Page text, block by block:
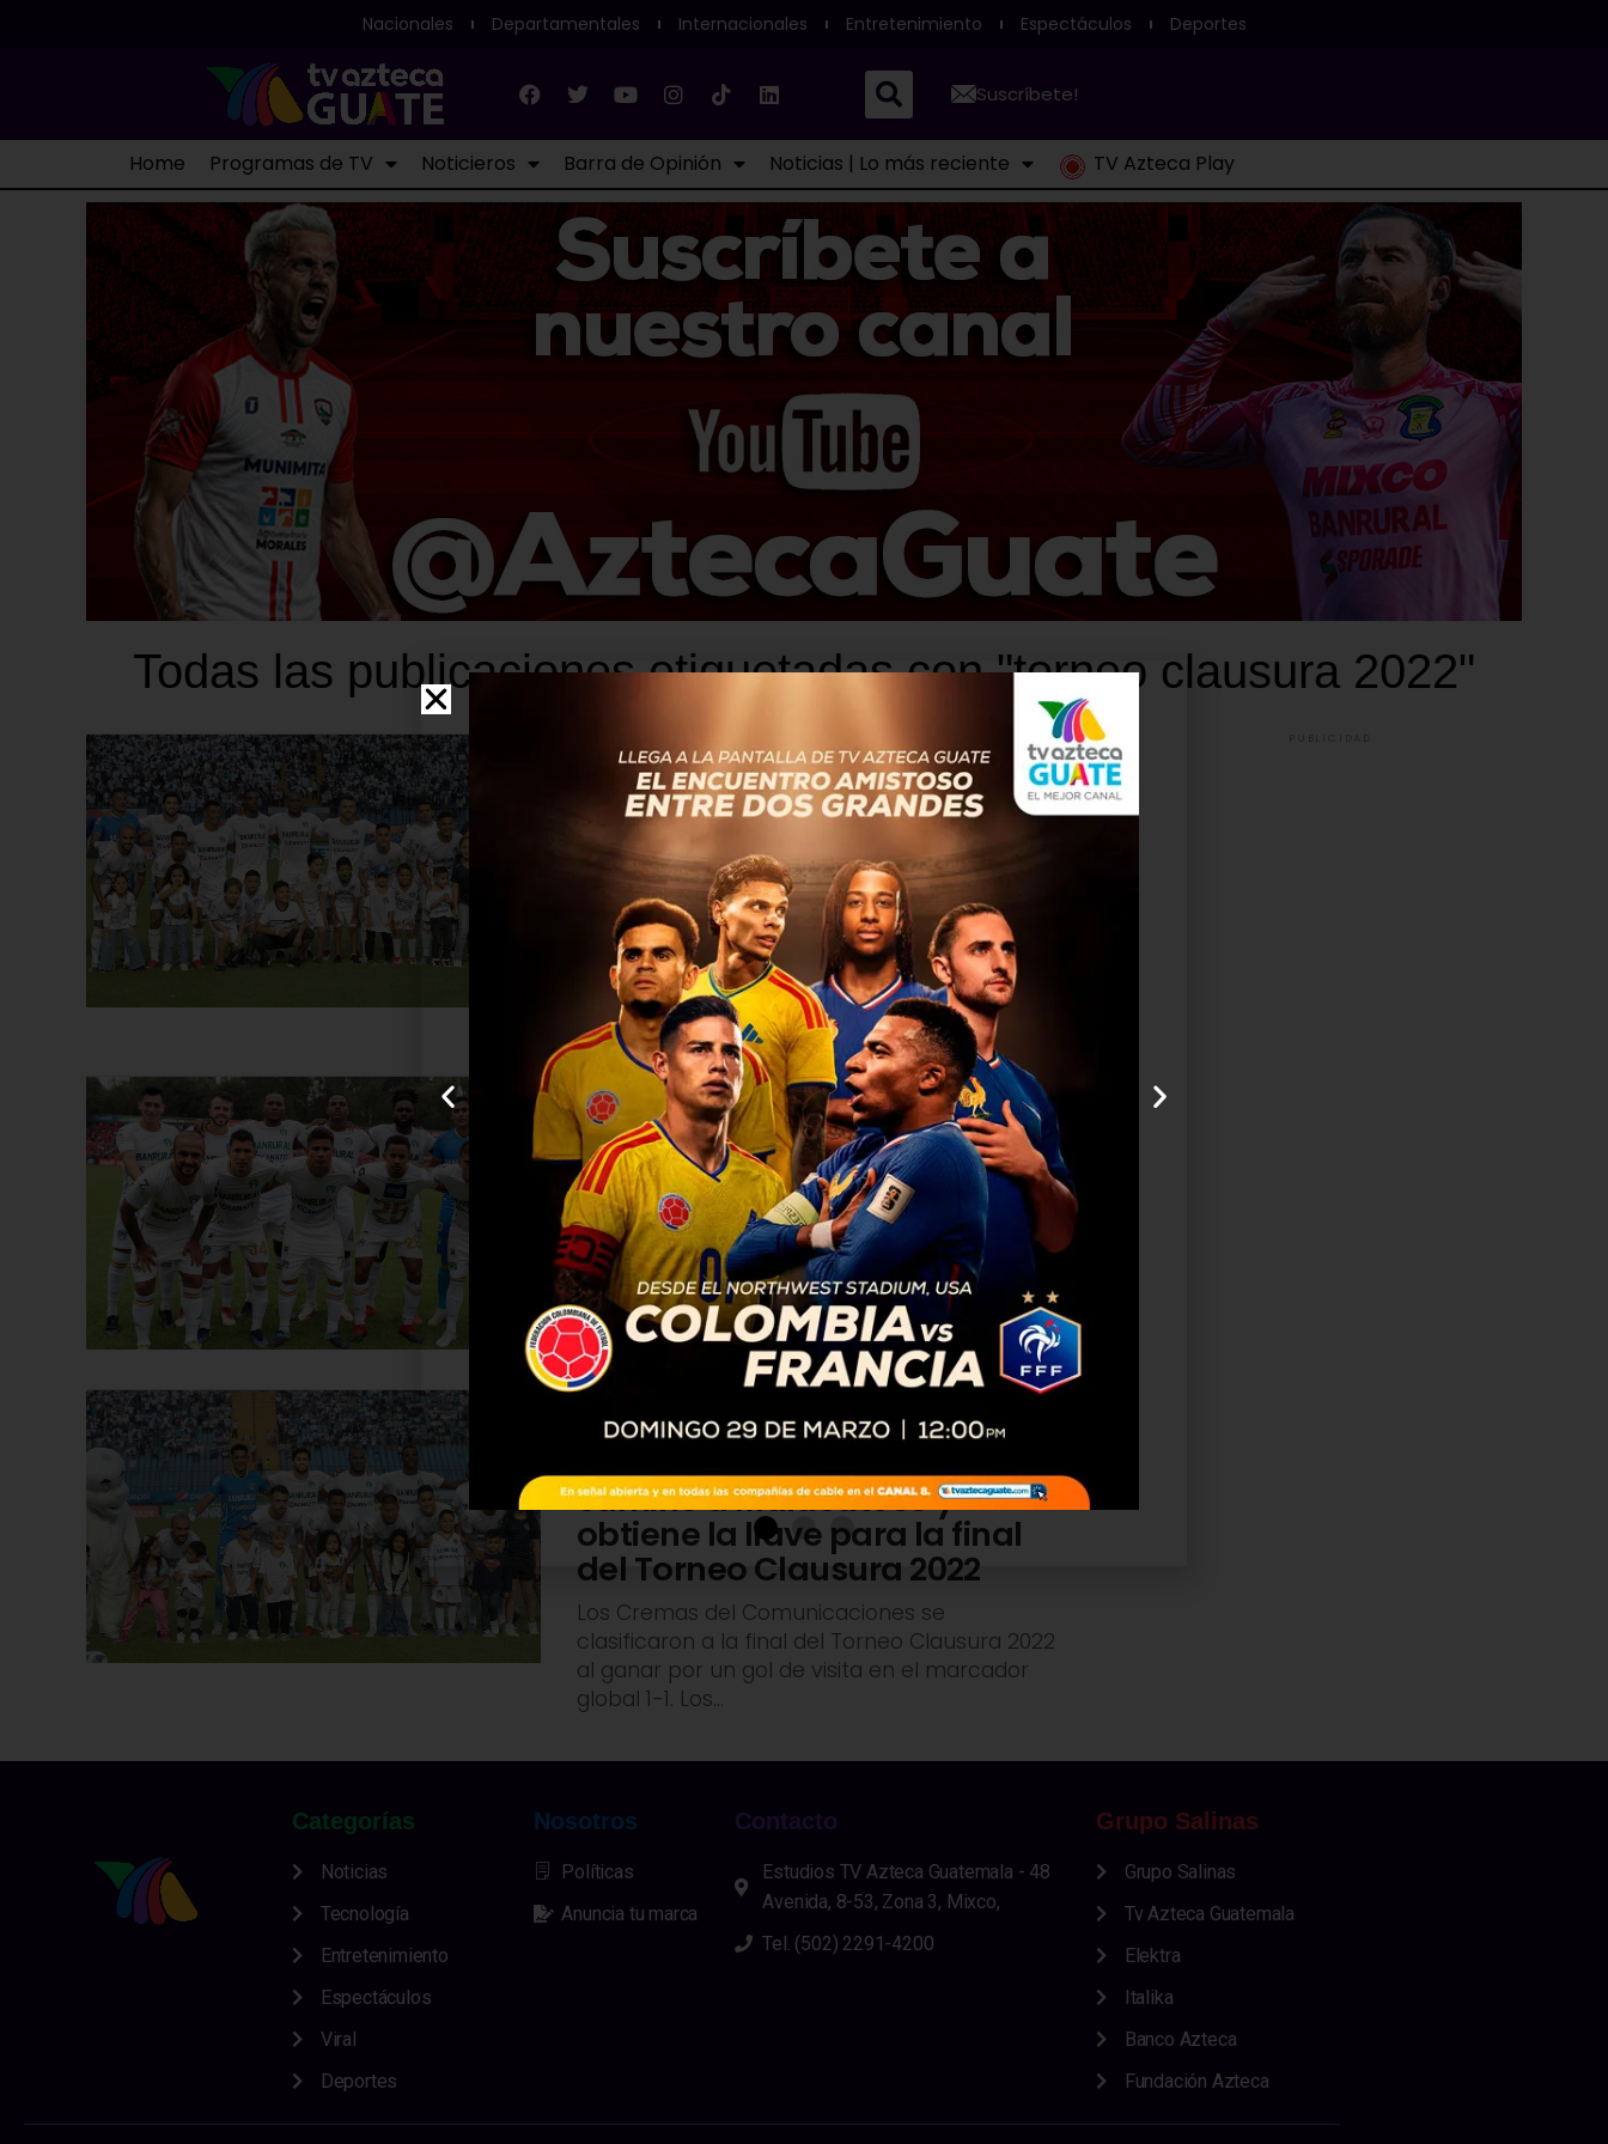
Nacionales Departamentales Internacionales Entretenimiento Espectáculos Deportes
Suscríbete!
Home Programas de TV Noticieros Barra de Opinión Noticias | Lo más reciente TV Azteca Play
Todas las publicaciones etiquetadas con "torneo clausura 2022"
DEPORTES 4 años atrás
Comunicaciones se corona
campeón del Torneo Clausura
2022
Los Cremas del Comunicaciones vencieron a
Municipal con un marcador de 1-0, global 2-0
bastándole 180 minutos para coronarse
monarcas del Torneo Clausura 2022. Con
excepción...
DEPORTES 4 años atrás
Cremas acarician la copa del
Torneo Clausura 2022 al
ganarle en casa a los rojos
El clásico entre rojos y cremas regalaron un
espectáculo en la cancha pues desde el
primero minuto se vio reñido el encuentro pero
sobrepasó el cuadro...
DEPORTES 4 años atrás
Comunicaciones deja en el
camino a Malacateco y
obtiene la llave para la final
del Torneo Clausura 2022
Los Cremas del Comunicaciones se
clasificaron a la final del Torneo Clausura 2022
al ganar por un gol de visita en el marcador
global 1-1. Los...
Categorías
Noticias
Tecnología
Entretenimiento
Espectáculos
Viral
Deportes
Nosotros
Políticas
Anuncia tu marca
Contacto
Estudios TV Azteca Guatemala - 48
Avenida, 8-53, Zona 3, Mixco,
Tel. (502) 2291-4200
Grupo Salinas
Grupo Salinas
Tv Azteca Guatemala
Elektra
Italika
Banco Azteca
Fundación Azteca